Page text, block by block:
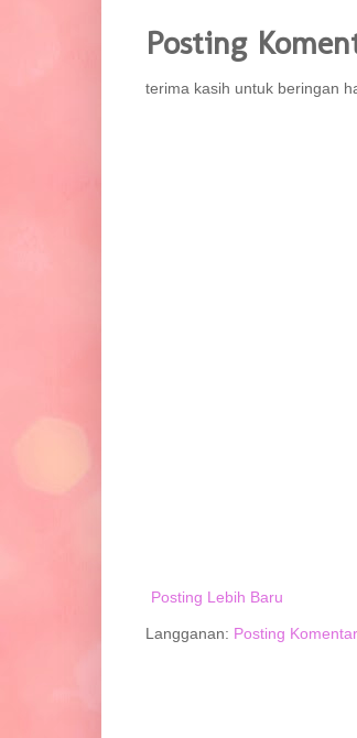
Posting
terima kasih untuk beringan
Posting Lebih Baru
Langganan: Posting